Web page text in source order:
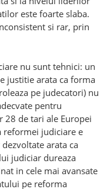
este foarte slaba.
si rar, prin
nu sunt tehnici: un
justitie arata ca forma
pe judecatori) nu
pentru
28 de tari ale Europei
reformei judiciare e
arata ca
judiciar dureaza
in cele mai avansate
pe reforma